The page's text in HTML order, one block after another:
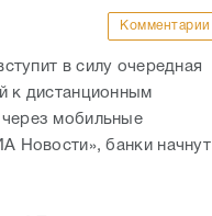
Комментарии
в силу очередная
к дистанционным
мобильные
Новости», банки начнут